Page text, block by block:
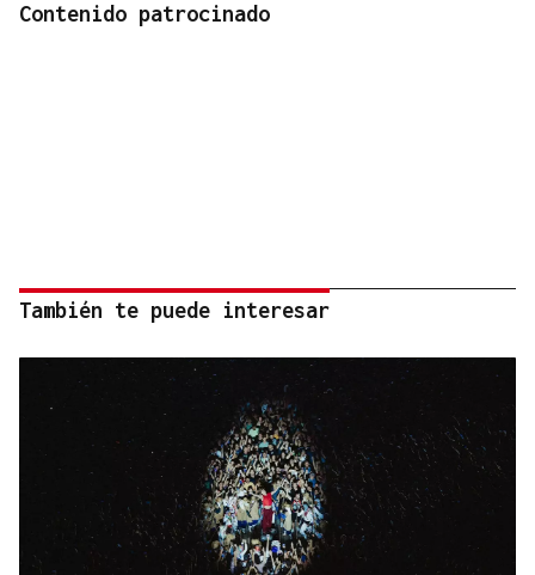
Contenido patrocinado
También te puede interesar